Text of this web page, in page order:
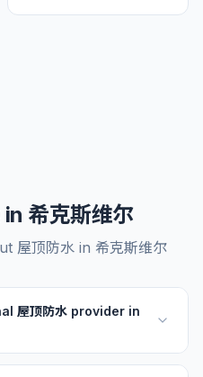
in 希克斯维尔
屋顶防水 in 希克斯维尔
屋顶防水 provider in